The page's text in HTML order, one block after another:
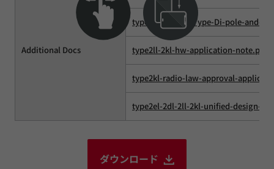
Additional Docs
type2kl-2ll-PCB-Type-Di-pole-and-
type2ll-2kl-hw-application-note.pdf
type2kl-radio-law-approval-
type2el-2dl-2ll-2kl-unified-design-
ダウンロード